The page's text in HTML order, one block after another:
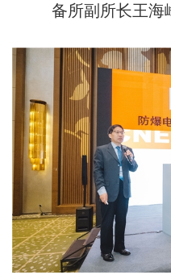
备所副所长王海